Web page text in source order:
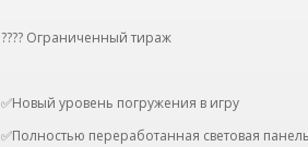
???? Ограниченный тираж
✅Новый уровень погружения в игру
✅Полностью переработанная световая панель